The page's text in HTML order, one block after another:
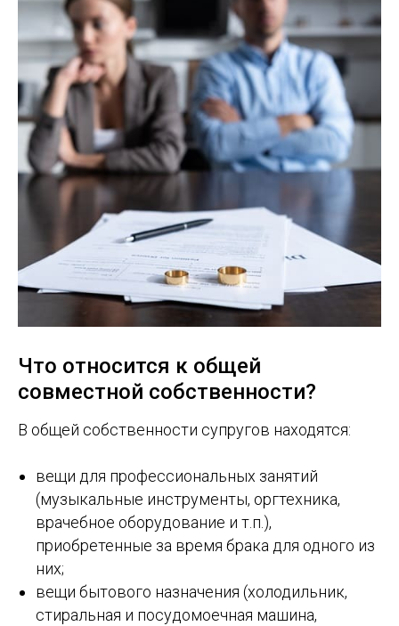
Что относится к общей
совместной собственности?
В общей собственности супругов находятся:
вещи для профессиональных занятий
(музыкальные инструменты, оргтехника,
врачебное оборудование и т.п.),
приобретенные за время брака для одного из
них;
вещи бытового назначения (холодильник,
стиральная и посудомоечная машина,